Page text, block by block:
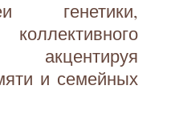
генетики,
акцентируя
и семейных